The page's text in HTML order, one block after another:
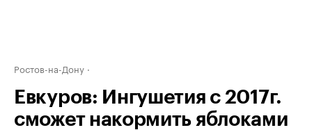
Ростов-на-Дону
Евкуров: Ингушетия с 2017г.
сможет накормить яблоками